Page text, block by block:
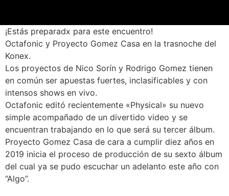
¡Estás preparadx para este encuentro!
Octafonic y Proyecto Gomez Casa en la trasnoche del
Konex.
Los proyectos de Nico Sorín y Rodrigo Gomez tienen
en común ser apuestas fuertes, inclasificables y con
intensos shows en vivo.
Octafonic editó recientemente «Physical» su nuevo
simple acompañado de un divertido video y se
encuentran trabajando en lo que será su tercer álbum.
Proyecto Gomez Casa de cara a cumplir diez años en
2019 inicia el proceso de producción de su sexto álbum
del cual ya se pudo escuchar un adelanto este año con
“Algo”.